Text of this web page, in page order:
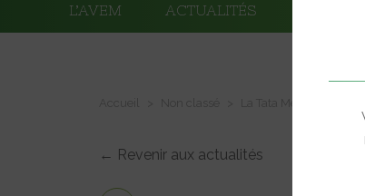
L’AVEM ACTUALITÉS
← Revenir aux actualités